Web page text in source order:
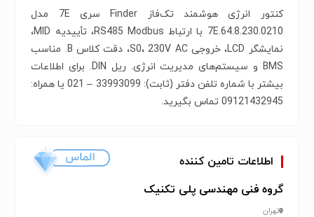
کنتور انرژی هوشمند تک‌فاز Finder سری 7E مدل
7E.64.8.230.0210 با ارتباط RS485 Modbus، تأییدیه MID،
نمایشگر LCD، خروجی S0، 230V AC، دقت کلاس B. مناسب
BMS و سیستم‌های مدیریت انرژی. ریل DIN. برای اطلاعات
بیشتر با شماره‌‌ تلفن دفتر (ثابت): 33993099 – 021 یا همراه:
09121432945 تماس بگیرید.
اطلاعات تامین کننده
گروه فنی مهندسی پلی تکنیک
تهران